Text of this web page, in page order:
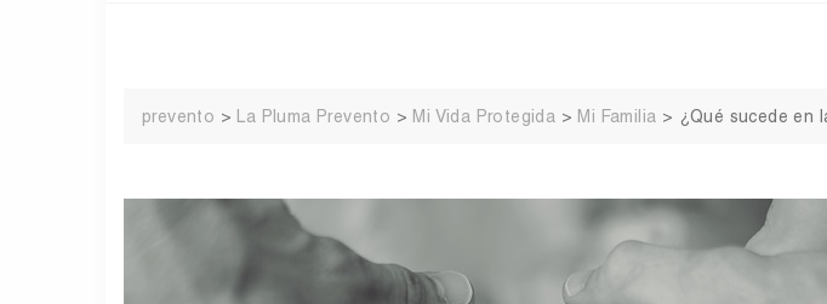
prevento > La Pluma Prevento > Mi Vida Protegida > Mi Familia > ¿Qué sucede en